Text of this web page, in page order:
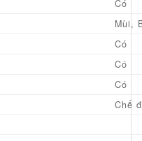
Có
Mùi,
Có
Có
Có
Chế